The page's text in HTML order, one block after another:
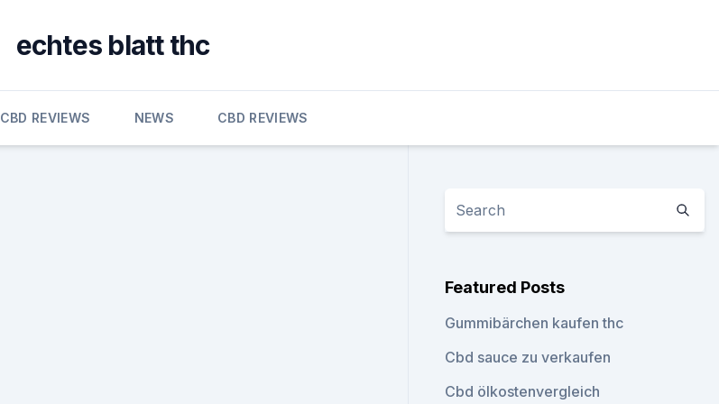
echtes blatt thc
CBD REVIEWS NEWS CBD REVIEWS
Featured Posts
Gummibärchen kaufen thc
Cbd sauce zu verkaufen
Cbd ölkostenvergleich